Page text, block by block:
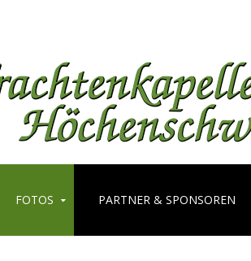
FOTOS PARTNER & SPONSOREN